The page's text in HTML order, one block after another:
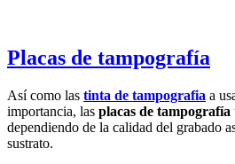
Placas de tampografía
Así como las tinta de tampografia a
importancia, las placas de tampografía
dependiendo de la calidad del grabado
sustrato.